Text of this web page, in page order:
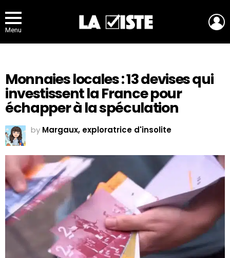
Menu
Monnaies locales : 13 devises qui
investissent la France pour
échapper à la spéculation
by Margaux, exploratrice d'insolite